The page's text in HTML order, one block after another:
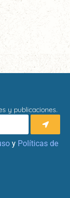
y publicaciones.
y Políticas de